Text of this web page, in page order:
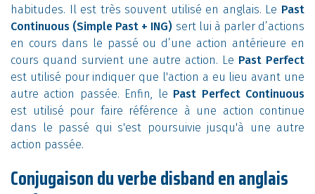
habitudes. Il est très souvent utilisé en anglais. Le Past
Continuous (Simple Past + ING) sert lui à parler d’actions
en cours dans le passé ou d’une action antérieure en
cours quand survient une autre action. Le Past Perfect
est utilisé pour indiquer que l'action a eu lieu avant une
autre action passée. Enfin, le Past Perfect Continuous
est utilisé pour faire référence à une action continue
dans le passé qui s'est poursuivie jusqu'à une autre
action passée.
Conjugaison du verbe disband en anglais